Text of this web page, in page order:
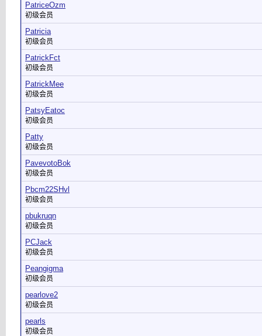
PatriceOzm
初级会员
Patricia
初级会员
PatrickFct
初级会员
PatrickMee
初级会员
PatsyEatoc
初级会员
Patty
初级会员
PavevotoBok
初级会员
Pbcm22SHvl
初级会员
pbukruqn
初级会员
PCJack
初级会员
Peangigma
初级会员
pearlove2
初级会员
pearls
初级会员